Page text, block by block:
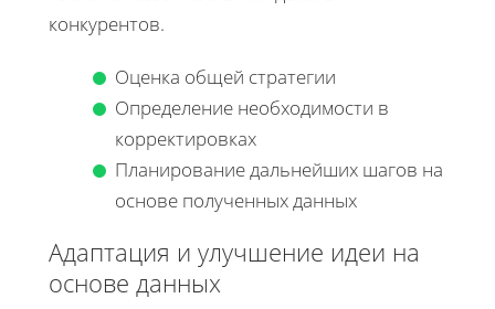
конкурентов.
Оценка общей стратегии
Определение необходимости в
корректировках
Планирование дальнейших шагов на
основе полученных данных
Адаптация и улучшение идеи на
основе данных